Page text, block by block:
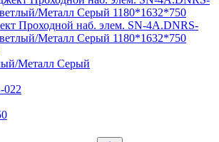
Проходной наб. элем. SN-4A.DNRS-
Металл Серый 1180*1632*750
Металл Серый
022